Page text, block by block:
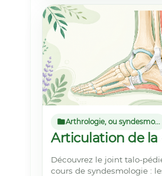
Arthrologie, ou syndesmo...
Articulation de la
Découvrez le joint talo-
cours de syndesmologie :